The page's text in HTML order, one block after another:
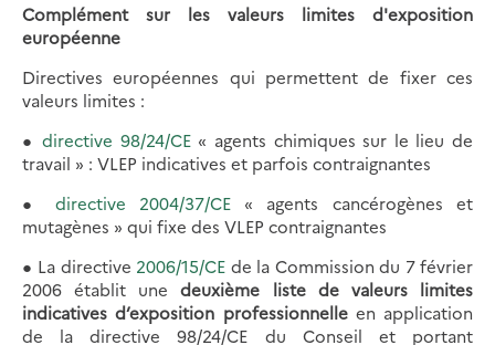
Complément sur les valeurs limites d'exposition
européenne
Directives européennes qui permettent de fixer ces
valeurs limites :
●directive 98/24/CE« agents chimiques sur le lieu de
travail » : VLEP indicatives et parfois contraignantes
● directive 2004/37/CE« agents cancérogènes et
mutagènes » qui fixe des VLEP contraignantes
● La directive 2006/15/CE de la Commission du 7 février
2006 établit unedeuxième liste de valeurs limites
indicatives d’exposition professionnelleen application
de la directive 98/24/CE du Conseil et portant